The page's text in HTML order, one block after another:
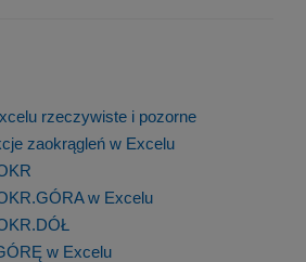
rzeczywiste i pozorne
zaokrągleń w Excelu
w Excelu
w Excelu